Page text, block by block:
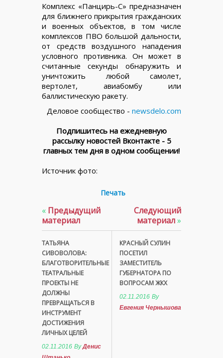
Комплекс «Панцирь-С» предназначен
для ближнего прикрытия гражданских
и военных объектов, в том числе
комплексов ПВО большой дальности,
от средств воздушного нападения
условного противника. Он может в
считанные секунды обнаружить и
уничтожить любой самолет,
вертолет, авиабомбу или
баллистическую ракету.
Деловое сообщество - newsdelo.com
Подпишитесь на ежедневную
рассылку новостей Вконтакте - 5
главных тем дня в одном сообщении!
Источник фото:
Печать
« Предыдущий
материал
ТАТЬЯНА
СИВОВОЛОВА:
БЛАГОТВОРИТЕЛЬНЫЕ
ТЕАТРАЛЬНЫЕ
ПРОЕКТЫ НЕ
ДОЛЖНЫ
ПРЕВРАЩАТЬСЯ В
ИНСТРУМЕНТ
ДОСТИЖЕНИЯ
ЛИЧНЫХ ЦЕЛЕЙ
02.11.2016 ByДенис
Следующий
материал»
КРАСНЫЙ СУЛИН
ПОСЕТИЛ
ЗАМЕСТИТЕЛЬ
ГУБЕРНАТОРА ПО
ВОПРОСАМ ЖКХ
02.11.2016 By
Евгения Чернышова